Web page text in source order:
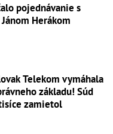
pojednávanie s
Herákom
Telekom vymáhala
základu! Súd
zamietol